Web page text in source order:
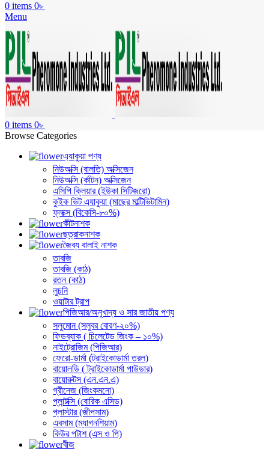
0 items 0৳
Menu
0 items 0৳
Browse Categories
এ্যাকুয়া পণ্য
নিউঅক্সি (বালতি) অক্সিজেন
নিউঅক্সি (র্কাটন) অক্সিজেন
এসিপি ক্লিয়ার (ইউকা সিটিজরো)
কুইক ভিট এ্যাকুয়া (মাছের মাল্টিভিটামিন)
ফ্লাক্স (বিকেসি-৮০%)
কীটনাশক
ছত্রাকনাশক
জৈব্য বালাই নাশক
তাবজি
তাবজি (কাঠ)
রতন (কাঠ)
লুচনি
ওয়াটার ট্রাপ
পিজিআর/অনুখাদ্য ও সার জাতীয় পণ্য
সলুমোন (সলুবর বোরণ-২০%)
ফিডব্যাক ( চিলেটেড জিংক – ১০%)
নাইট্রোজিম (পিজিআর)
ফেরো-ডার্মা (ট্রাইকোডার্মা তরল)
বায়োলডি ( ট্রাইকোডার্মা পাউডার)
বায়োরুটস (এন.এন.এ)
গ্রীনেজ (জিংকমনো)
প্লান্টক্সি (বোরিক এসিড)
প্লাস্টার (জীপসাম)
এবসাম (ম্যাগনশিয়াম)
কিউর পটাশ (এস ও পি)
বীজ